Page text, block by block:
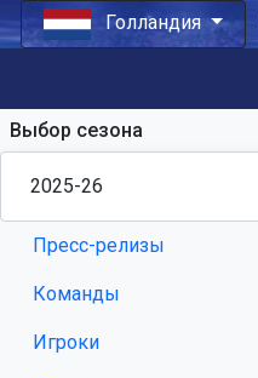
Голландия
Выбор сезона
Пресс-релизы
Команды
Игроки